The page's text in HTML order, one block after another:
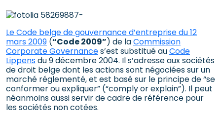
Le Code belge de gouvernance d’entreprise du 12
mars 2009 (“Code 2009”) de laCommission
Corporate Governances’est substitué auCode
Lippensdu 9 décembre 2004. Il s’adresse aux sociétés
de droit belge dont les actions sont négociées sur un
marché réglementé, et est basé sur le principe de “se
conformer ou expliquer” (“comply or explain”). Il peut
néanmoins aussi servir de cadre de référence pour
les sociétés non cotées.